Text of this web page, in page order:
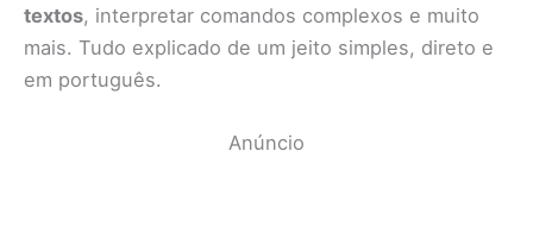
textos, interpretar comandos complexos e muito
mais. Tudo explicado de um jeito simples, direto e
em português.
Anúncio